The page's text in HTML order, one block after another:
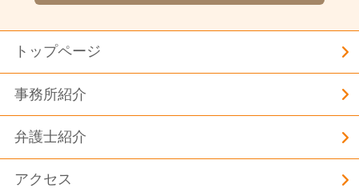
トップページ
事務所紹介
弁護士紹介
アクセス